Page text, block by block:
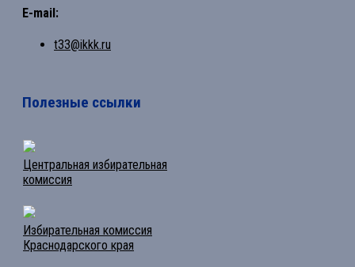
E-mail:
t33@ikkk.ru
Полезные ссылки
Центральная избирательная
комиссия
Избирательная комиссия
Краснодарского края